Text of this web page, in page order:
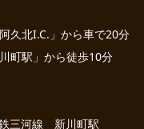
久北I.C.」から車で20分
町駅」から徒歩10分
三河線 新川町駅